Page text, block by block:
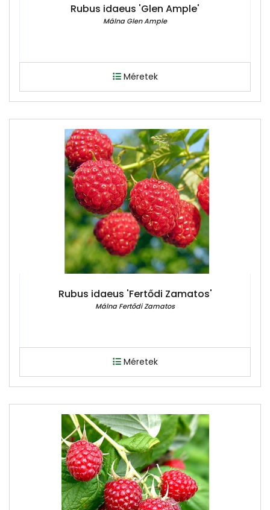
Rubus idaeus 'Glen Ample'
Málna Glen Ample
Méretek
Rubus idaeus 'Fertődi Zamatos'
Málna Fertődi Zamatos
Méretek